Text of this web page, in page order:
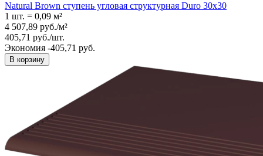
Natural Brown ступень угловая структурная Duro 30x30
1 шт. = 0,09 м²
4 507,89 руб./м²
405,71 руб./шт.
Экономия -405,71 руб.
В корзину